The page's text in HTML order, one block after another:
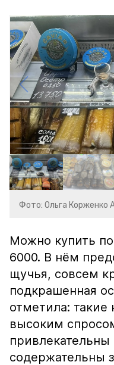
Фото: Ольга Корженко
Можно купить
6000. В нём
щучья, совсем
подкрашенная
отметила: такие
высоким
содержательны